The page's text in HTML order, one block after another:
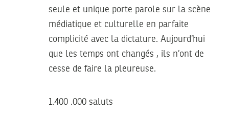
seule et unique porte parole sur la scène
médiatique et culturelle en parfaite
complicité avec la dictature. Aujourd’hui
que les temps ont changés , ils n’ont de
cesse de faire la pleureuse.
1.400 .000 saluts